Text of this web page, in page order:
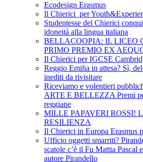
Ecodesign Erasmus
Il Chierici per
Studentesse del Chierici
idoneità alla lingua italiana
BELLACOOPIA: IL LICEO
PRIMO PREMIO EX
Il Chierici per IGCSE
Reggio Emilia in attesa? Sì,
inediti da rivisitare
Riceviamo e volentieri
ARTE E BELLEZZA Premi
reggiane
MILLE PAPAVERI ROSSI!
RESILIENZA
Il Chierici in Europa Erasmus
Ufficio oggetti smarriti?
scatole c’è il Fu Mattia
autore Pirandello